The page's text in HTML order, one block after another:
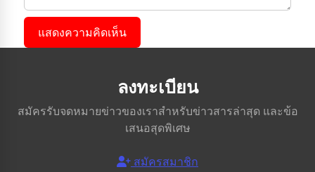
แสดงความคิดเห็น
ลงทะเบียน
สมัครรับจดหมายข่าวของเราสำหรับข่าวสารล่าสุด และข้อ
เสนอสุดพิเศษ
สมัครสมาชิก